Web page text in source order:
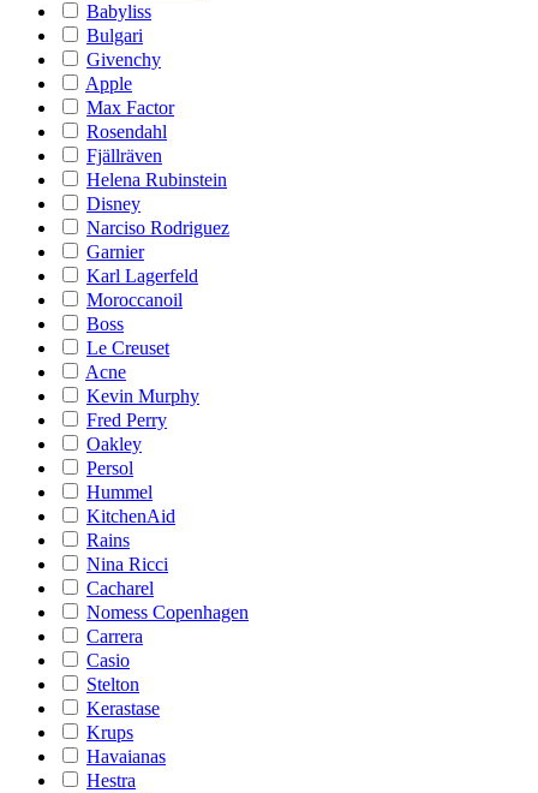
Babyliss
Bulgari
Givenchy
Apple
Max Factor
Rosendahl
Fjällräven
Helena Rubinstein
Disney
Narciso Rodriguez
Garnier
Karl Lagerfeld
Moroccanoil
Boss
Le Creuset
Acne
Kevin Murphy
Fred Perry
Oakley
Persol
Hummel
KitchenAid
Rains
Nina Ricci
Cacharel
Nomess Copenhagen
Carrera
Casio
Stelton
Kerastase
Krups
Havaianas
Hestra